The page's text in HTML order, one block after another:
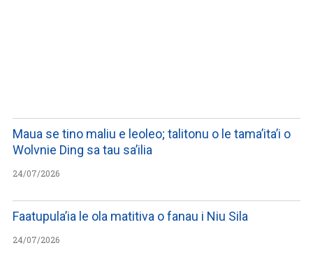
Maua se tino maliu e leoleo; talitonu o le tama’ita’i o
Wolvnie Ding sa tau sa’ilia
24/07/2026
Faatupula’ia le ola matitiva o fanau i Niu Sila
24/07/2026